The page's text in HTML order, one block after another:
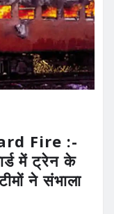
Fire :-
में ट्रेन के
ने संभाला